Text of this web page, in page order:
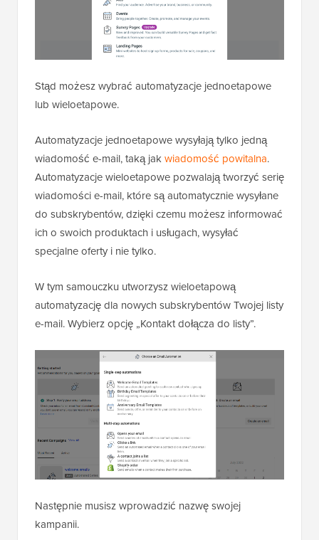
Stąd możesz wybrać automatyzacje jednoetapowe
lub wieloetapowe.
Automatyzacje jednoetapowe wysyłają tylko jedną
wiadomość e-mail, taką jakwiadomość powitalna.
Automatyzacje wieloetapowe pozwalają tworzyć serię
wiadomości e-mail, które są automatycznie wysyłane
do subskrybentów, dzięki czemu możesz informować
ich o swoich produktach i usługach, wysyłać
specjalne oferty i nie tylko.
W tym samouczku utworzysz wieloetapową
automatyzację dla nowych subskrybentów Twojej listy
e-mail. Wybierz opcję „Kontakt dołącza do listy”.
Następnie musisz wprowadzić nazwę swojej
kampanii.